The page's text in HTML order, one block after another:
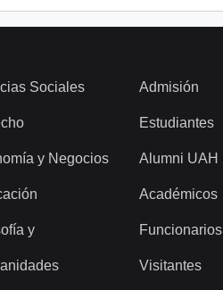
Sociales
y Negocios
y
Admisión
Estudiantes
Alumni UAH
Académicos
Funcionarios
Visitantes